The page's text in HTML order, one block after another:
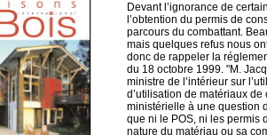
Devant l’ignorance de
l’obtention du permis de
parcours du combattant.
mais quelques refus nous
donc de rappeler la
du 18 octobre 1999. "M.
ministre de l’intérieur sur
d’utilisation de matériaux
ministérielle à une question
que ni le POS, ni les permis
nature du matériau ou sa